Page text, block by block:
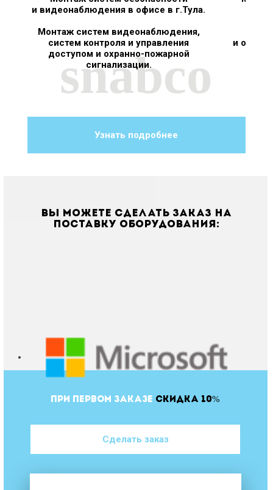
и видеонаблюдения в офисе в г.Тула.
Монтаж систем видеонаблюдения,
систем контроля и управления
доступом и охранно-пожарной
сигнализации.
и
snabco
Узнать подробнее
Вы можете сделать заказ на
поставку оборудования:
ПРИ ПЕРВОМ ЗАКАЗЕ СКИДКА 10%
Сделать заказ